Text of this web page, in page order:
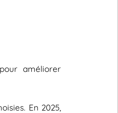
améliorer
En 2025,